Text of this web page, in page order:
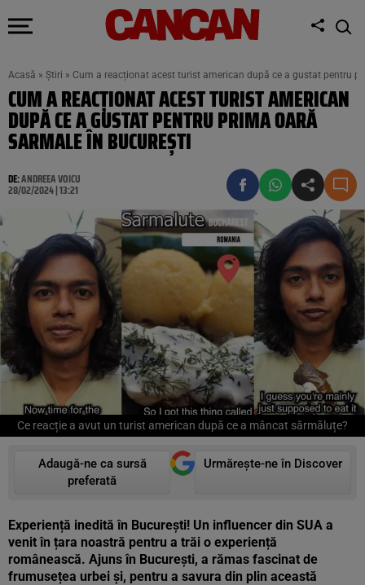
Acasă » Știri » Cum a reacționat acest turist american după ce a gustat pentru
CUM A REACȚIONAT ACEST TURIST AMERICAN
DUPĂ CE A GUSTAT PENTRU PRIMA OARĂ
SARMALE ÎN BUCUREȘTI
DE:ANDREEA VOICU
28/02/2024 | 13:21
Ce reacție a avut un turist american după ce a mâncat sărmăluțe?
Adaugă-ne ca sursă
preferată
Urmărește-ne în Discover
Experiență inedită în București! Un influencer din SUA a
venit în țara noastră pentru a trăi o experiență
românească. Ajuns în București, a rămas fascinat de
frumusețea urbei și, pentru a savura din plin această